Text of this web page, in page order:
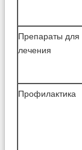
Препараты для
лечения
Профилактика